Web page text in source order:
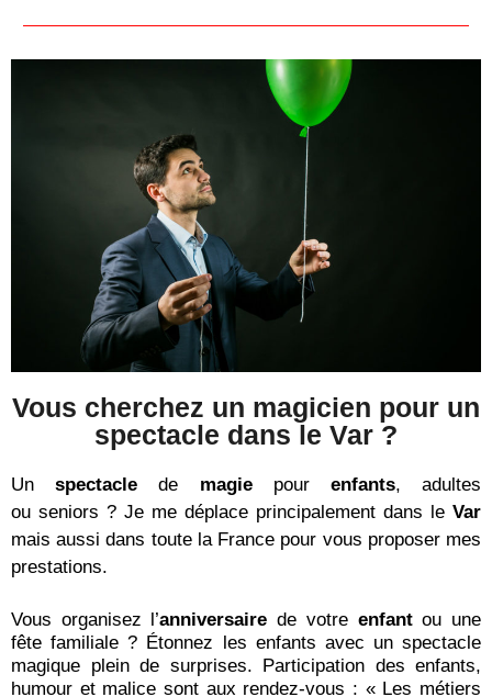
Vous cherchez un magicien pour un
spectacle dans le Var ?
Unspectacle de magiepour enfants, adultes
ou seniors ? Je me déplace principalement dans le Var
mais aussi dans toute la France pour vous proposer mes
prestations.
Vous organisez l’anniversaire de votre enfantou une
fête familiale ? Étonnez les enfants avec un spectacle
magique plein de surprises. Participation des enfants,
humour et malice sont aux rendez-vous : « Les métiers